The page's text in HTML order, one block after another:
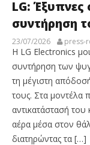
LG:
συντήρηση
23/07/2026 press-
Η LG Electronics
συντήρηση των
τη μέγιστη
τους. Στα μοντέλα
αντικατάστασή
αέρα μέσα στον
διατηρώντας τα […]